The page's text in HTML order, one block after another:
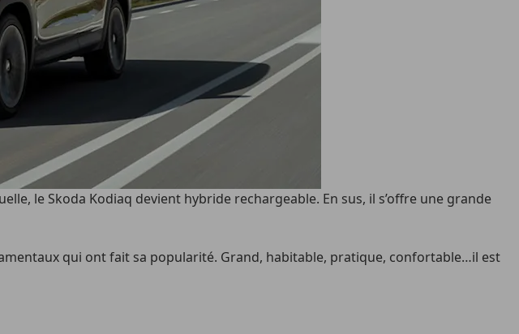
le Skoda Kodiaq devient hybride rechargeable. En sus, il s’offre une grande
qui ont fait sa popularité. Grand, habitable, pratique, confortable…il est